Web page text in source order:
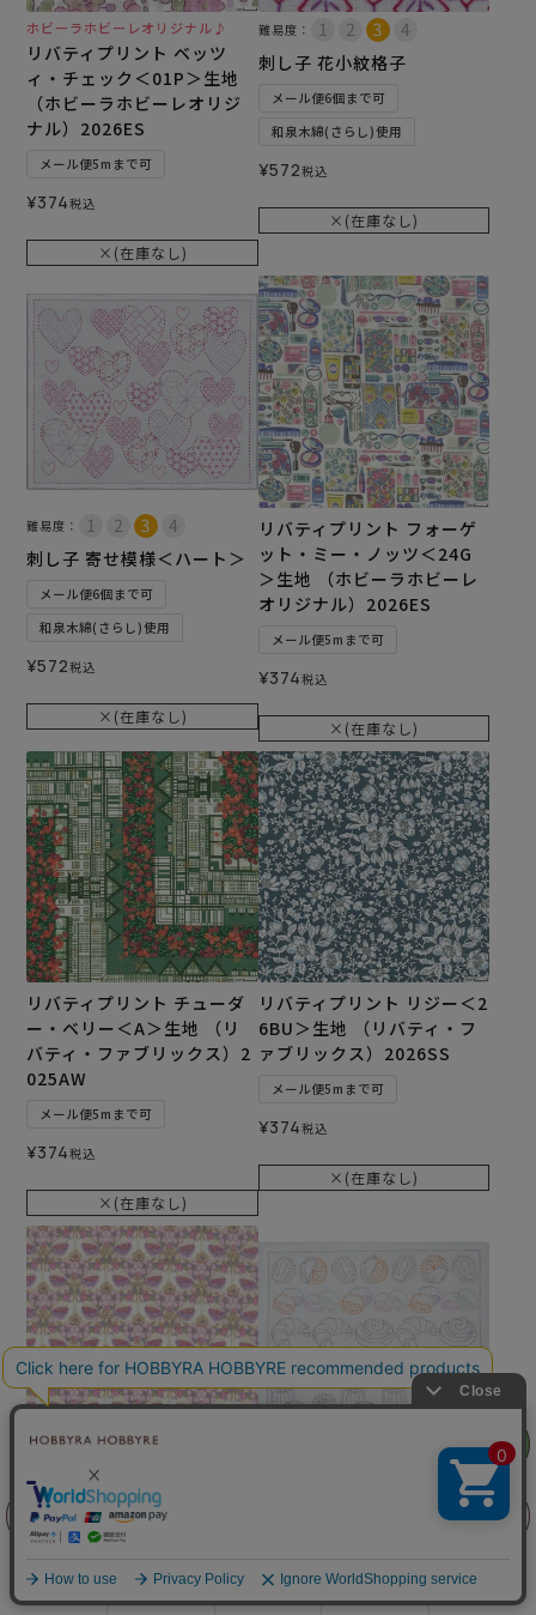
商品を探す 手芸を学ぶ ガイド 店舗情報 ログイン
前に戻る
フェア
ホビーラホビーレオリジナル♪
リバティプリント ベッツ
ィ・チェック＜01P＞生地
（ホビーラホビーレオリジ
ナル）2026ES
メール便5mまで可
¥374税込
×(在庫なし)
難易度：
刺し子 花小紋格子
メール便6個まで可
和泉木綿(さらし)使用
¥572税込
×(在庫なし)
難易度：
刺し子 寄せ模様＜ハート＞
メール便6個まで可
和泉木綿(さらし)使用
¥572税込
×(在庫なし)
リバティプリント フォーゲ
ット・ミー・ノッツ＜24G
＞生地 （ホビーラホビーレ
オリジナル）2026ES
メール便5mまで可
¥374税込
×(在庫なし)
リバティプリント チューダ
ー・ベリー＜A＞生地 （リ
バティ・ファブリックス）2
025AW
メール便5mまで可
¥374税込
×(在庫なし)
リバティプリント リジー＜2
6BU＞生地 （リバティ・フ
ァブリックス）2026SS
メール便5mまで可
¥374税込
×(在庫なし)
リバティプリント ストロベ
リー・フィースト＜15P＞生
地 （ホビーラホビーレオリ
メール便5mまで可
刺し子 パティスリーコレク
和泉木綿(さらし)使用